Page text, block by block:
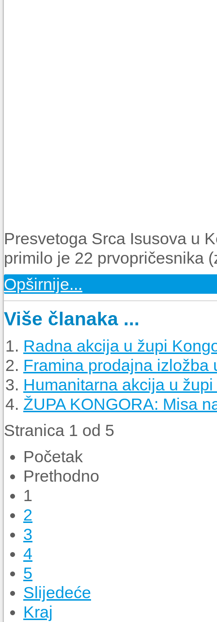
Presvetoga Srca Isusova u
primilo je 22 prvopričesnika
Opširnije...
Više članaka ...
Radna akcija u župi
Framina prodajna izložba
Humanitarna akcija u
ŽUPA KONGORA: Misa
Stranica 1 od 5
Početak
Prethodno
1
2
3
4
5
Slijedeće
Kraj